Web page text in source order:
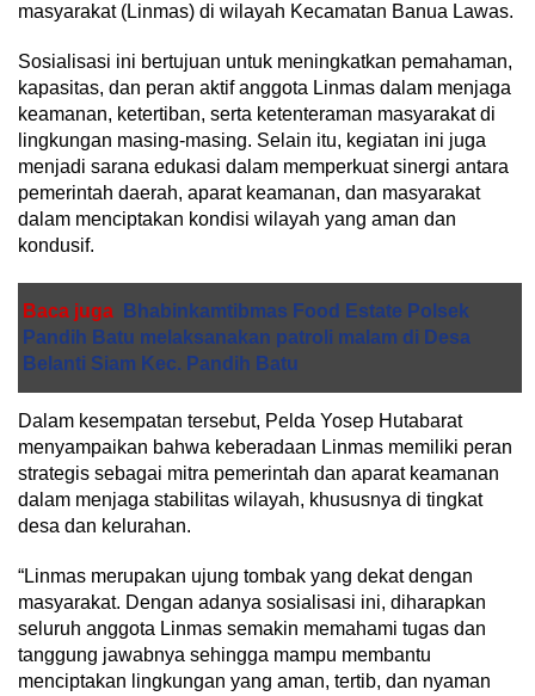
masyarakat (Linmas) di wilayah Kecamatan Banua Lawas.
Sosialisasi ini bertujuan untuk meningkatkan pemahaman,
kapasitas, dan peran aktif anggota Linmas dalam menjaga
keamanan, ketertiban, serta ketenteraman masyarakat di
lingkungan masing-masing. Selain itu, kegiatan ini juga
menjadi sarana edukasi dalam memperkuat sinergi antara
pemerintah daerah, aparat keamanan, dan masyarakat
dalam menciptakan kondisi wilayah yang aman dan
kondusif.
Baca juga
Bhabinkamtibmas Food Estate Polsek
Pandih Batu melaksanakan patroli malam di Desa
Belanti Siam Kec. Pandih Batu
Dalam kesempatan tersebut, Pelda Yosep Hutabarat
menyampaikan bahwa keberadaan Linmas memiliki peran
strategis sebagai mitra pemerintah dan aparat keamanan
dalam menjaga stabilitas wilayah, khususnya di tingkat
desa dan kelurahan.
“Linmas merupakan ujung tombak yang dekat dengan
masyarakat. Dengan adanya sosialisasi ini, diharapkan
seluruh anggota Linmas semakin memahami tugas dan
tanggung jawabnya sehingga mampu membantu
menciptakan lingkungan yang aman, tertib, dan nyaman